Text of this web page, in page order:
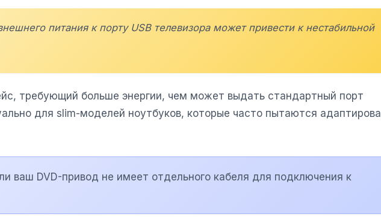
питания к порту USB телевизора может привести к нестабильной
требующий больше энергии, чем может выдать стандартный порт
для slim-моделей ноутбуков, которые часто пытаются
ваш DVD-привод не имеет отдельного кабеля для подключения к